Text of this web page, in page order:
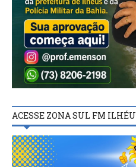
ACESSE ZONA SUL FM